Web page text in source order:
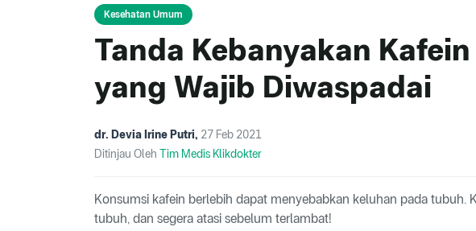
Kesehatan Umum
Tanda Kebanyakan
yang Wajib Diwaspadai
dr. Devia Irine Putri, 27 Feb 2021
Ditinjau Oleh Tim Medis Klikdokter
Konsumsi kafein berlebih dapat menyebabkan keluhan pada tubuh.
tubuh, dan segera atasi sebelum terlambat!